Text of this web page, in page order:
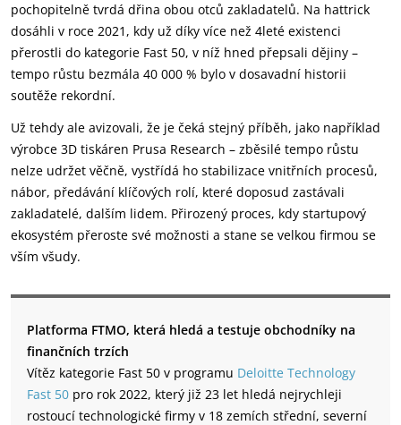
pochopitelně tvrdá dřina obou otců zakladatelů. Na hattrick
dosáhli v roce 2021, kdy už díky více než 4leté existenci
přerostli do kategorie Fast 50, v níž hned přepsali dějiny –
tempo růstu bezmála 40 000 % bylo v dosavadní historii
soutěže rekordní.
Už tehdy ale avizovali, že je čeká stejný příběh, jako například
výrobce 3D tiskáren Prusa Research – zběsilé tempo růstu
nelze udržet věčně, vystřídá ho stabilizace vnitřních procesů,
nábor, předávání klíčových rolí, které doposud zastávali
zakladatelé, dalším lidem. Přirozený proces, kdy startupový
ekosystém přeroste své možnosti a stane se velkou firmou se
vším všudy.
Platforma FTMO, která hledá a testuje obchodníky na
finančních trzích
Vítěz kategorie Fast 50 v programu Deloitte Technology
Fast 50 pro rok 2022, který již 23 let hledá nejrychleji
rostoucí technologické firmy v 18 zemích střední, severní